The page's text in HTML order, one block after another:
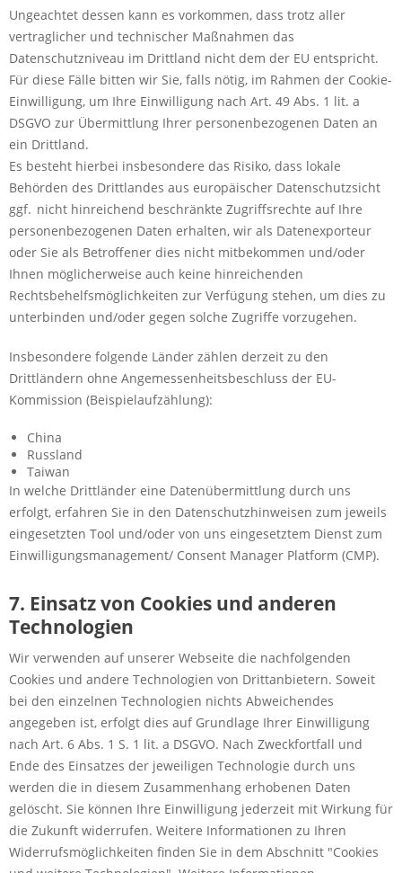
Ungeachtet dessen kann es vorkommen, dass trotz aller
vertraglicher und technischer Maßnahmen das
Datenschutzniveau im Drittland nicht dem der EU entspricht.
Für diese Fälle bitten wir Sie, falls nötig, im Rahmen der Cookie-
Einwilligung, um Ihre Einwilligung nach Art. 49 Abs. 1 lit. a
DSGVO zur Übermittlung Ihrer personenbezogenen Daten an
ein Drittland.
Es besteht hierbei insbesondere das Risiko, dass lokale
Behörden des Drittlandes aus europäischer Datenschutzsicht
ggf. nicht hinreichend beschränkte Zugriffsrechte auf Ihre
personenbezogenen Daten erhalten, wir als Datenexporteur
oder Sie als Betroffener dies nicht mitbekommen und/oder
Ihnen möglicherweise auch keine hinreichenden
Rechtsbehelfsmöglichkeiten zur Verfügung stehen, um dies zu
unterbinden und/oder gegen solche Zugriffe vorzugehen.
Insbesondere folgende Länder zählen derzeit zu den
Drittländern ohne Angemessenheitsbeschluss der EU-
Kommission (Beispielaufzählung):
China
Russland
Taiwan
In welche Drittländer eine Datenübermittlung durch uns
erfolgt, erfahren Sie in den Datenschutzhinweisen zum jeweils
eingesetzten Tool und/oder von uns eingesetztem Dienst zum
Einwilligungsmanagement/ Consent Manager Platform (CMP).
7. Einsatz von Cookies und anderen
Technologien
Wir verwenden auf unserer Webseite die nachfolgenden
Cookies und andere Technologien von Drittanbietern. Soweit
bei den einzelnen Technologien nichts Abweichendes
angegeben ist, erfolgt dies auf Grundlage Ihrer Einwilligung
nach Art. 6 Abs. 1 S. 1 lit. a DSGVO. Nach Zweckfortfall und
Ende des Einsatzes der jeweiligen Technologie durch uns
werden die in diesem Zusammenhang erhobenen Daten
gelöscht. Sie können Ihre Einwilligung jederzeit mit Wirkung für
die Zukunft widerrufen. Weitere Informationen zu Ihren
Widerrufsmöglichkeiten finden Sie in dem Abschnitt "Cookies